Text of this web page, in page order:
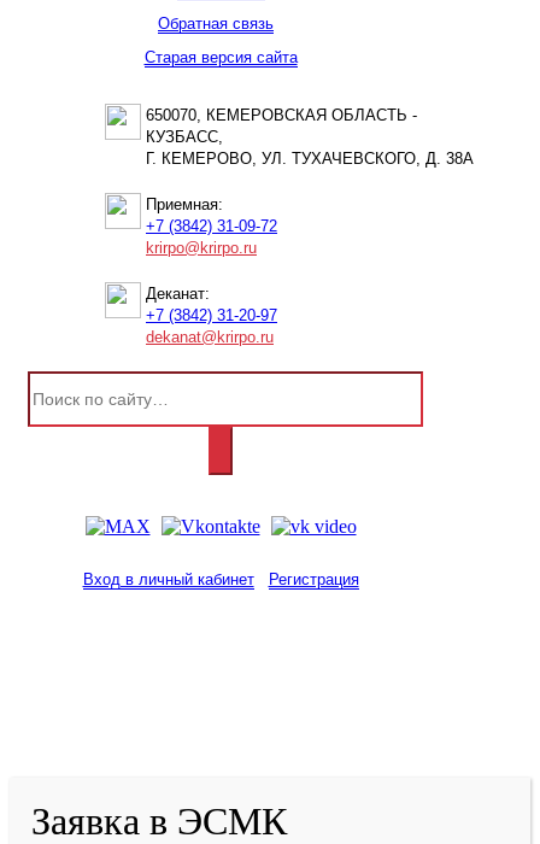
Обратная связь
Старая версия сайта
650070, КЕМЕРОВСКАЯ ОБЛАСТЬ -
КУЗБАСС,
Г. КЕМЕРОВО, УЛ. ТУХАЧЕВСКОГО, Д. 38А
Приемная:
+7 (3842) 31-09-72
krirpo@krirpo.ru
Деканат:
+7 (3842) 31-20-97
dekanat@krirpo.ru
Вход в личный кабинет Регистрация
Заявка в ЭСМК